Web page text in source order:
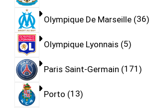
Olympique De Marseille 36
Olympique Lyonnais 5
Paris Saint-Germain 171
Porto 13